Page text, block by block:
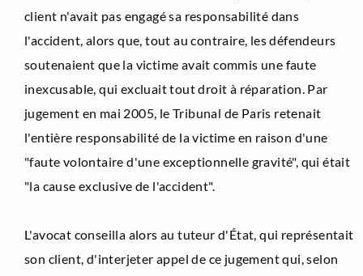
client n'avait pas engagé sa responsabilité dans
l'accident, alors que, tout au contraire, les défendeurs
soutenaient que la victime avait commis une faute
inexcusable, qui excluait tout droit à réparation. Par
jugement en mai 2005, le Tribunal de Paris retenait
l'entière responsabilité de la victime en raison d'une
"faute volontaire d'une exceptionnelle gravité", qui était
"la cause exclusive de l'accident".
L'avocat conseilla alors au tuteur d'État, qui représentait
son client, d'interjeter appel de ce jugement qui, selon